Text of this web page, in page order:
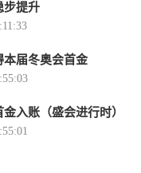
步提升
本届冬奥会首金
入账（盛会进行时）